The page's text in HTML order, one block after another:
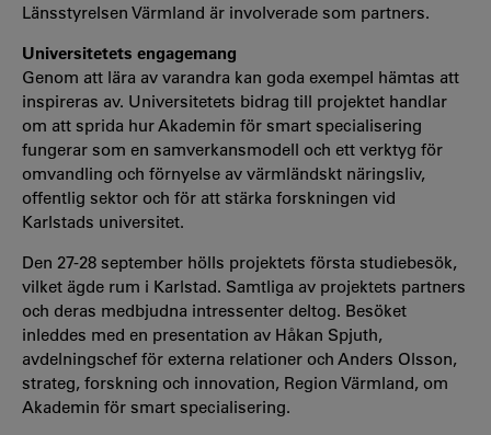
Länsstyrelsen Värmland är involverade som partners.
Universitetets engagemang
Genom att lära av varandra kan goda exempel hämtas att
inspireras av. Universitetets bidrag till projektet handlar
om att sprida hur Akademin för smart specialisering
fungerar som en samverkansmodell och ett verktyg för
omvandling och förnyelse av värmländskt näringsliv,
offentlig sektor och för att stärka forskningen vid
Karlstads universitet.
Den 27-28 september hölls projektets första studiebesök,
vilket ägde rum i Karlstad. Samtliga av projektets partners
och deras medbjudna intressenter deltog. Besöket
inleddes med en presentation av Håkan Spjuth,
avdelningschef för externa relationer och Anders Olsson,
strateg, forskning och innovation, Region Värmland, om
Akademin för smart specialisering.